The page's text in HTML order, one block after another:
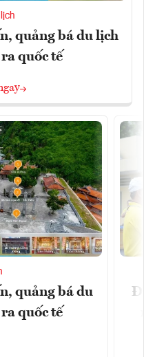
lịch
quảng bá du lịch
quốc tế
quảng bá du
quốc tế